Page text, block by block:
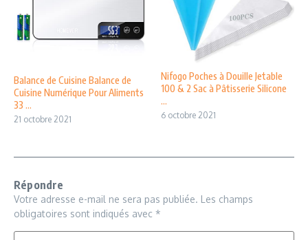
Balance de Cuisine Balance de
Cuisine Numérique Pour Aliments
33 ...
21 octobre 2021
Nifogo Poches à Douille Jetable
100 & 2 Sac à Pâtisserie Silicone
...
6 octobre 2021
Répondre
Votre adresse e-mail ne sera pas publiée. Les champs
obligatoires sont indiqués avec *